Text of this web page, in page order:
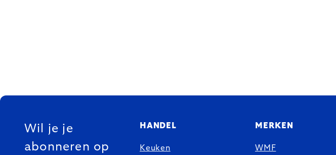
FOOTER
Wil je je
abonneren op
HANDEL
Keuken
MERKEN
WMF